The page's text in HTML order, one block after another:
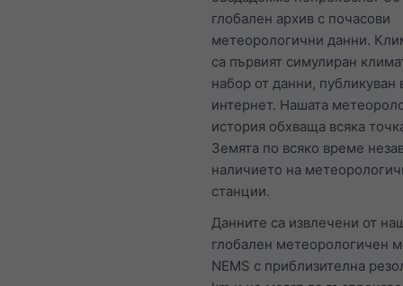
глобален архив с почасови
метеорологични данни.
са първият симулиран
набор от данни, публикуван
интернет. Нашата
история обхваща всяка
Земята по всяко време
наличието на
станции.
Данните са извлечени от
глобален метеорологичен
NEMS с приблизителна